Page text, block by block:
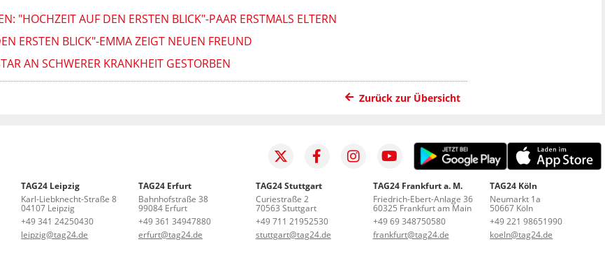
"HOCHZEIT AUF DEN ERSTEN BLICK"-PAAR ERSTMALS ELTERN
ERSTEN BLICK"-EMMA ZEIGT NEUEN FREUND
AN SCHWERER KRANKHEIT GESTORBEN
Zurück zur Übersicht
TAG24 Leipzig
Karl-Liebknecht-Straße 8
04107 Leipzig
+49 341 24250430
leipzig@tag24.de
TAG24 Erfurt
Bahnhofstraße 38
99084 Erfurt
+49 361 34947880
erfurt@tag24.de
TAG24 Stuttgart
Curiestraße 2
70563 Stuttgart
+49 711 21952530
stuttgart@tag24.de
TAG24 Frankfurt a. M.
Friedrich-Ebert-Anlage 36
60325 Frankfurt am Main
+49 69 348750580
frankfurt@tag24.de
TAG24 Köln
Neumarkt 1a
50667 Köln
+49 221 98651990
koeln@tag24.de